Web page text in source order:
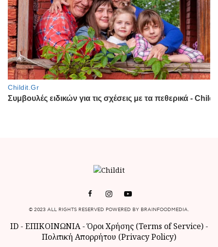
© 2023 ALL RIGHTS RESERVED POWERED BY BRAINFOODMEDIA.
ID- ΕΠΙΚΟΙΝΩΝΙΑ-Όροι Χρήσης (Terms of Service)-
Πολιτική Απορρήτου (Privacy Policy)